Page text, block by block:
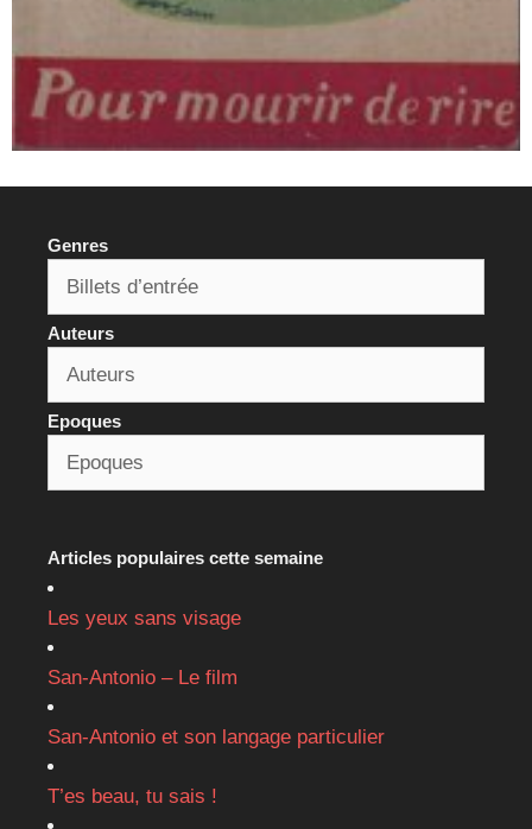
Genres
Auteurs
Epoques
Articles populaires cette semaine
Les yeux sans visage
San-Antonio – Le film
San-Antonio et son langage particulier
T’es beau, tu sais !